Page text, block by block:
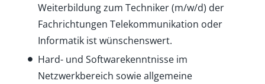
Weiterbildung zum Techniker (m/w/d) der
Fachrichtungen Telekommunikation oder
Informatik ist wünschenswert.
Hard- und Softwarekenntnisse im
Netzwerkbereich sowie allgemeine